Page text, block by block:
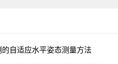
自适应水平姿态测量方法